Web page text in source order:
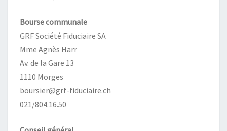
Bourse communale
GRF Société Fiduciaire SA
Mme Agnès Harr
Av. de la Gare 13
1110 Morges
boursier@grf-fiduciaire.ch
021/804.16.50